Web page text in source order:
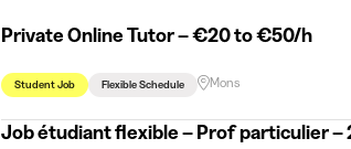
Private Online Tutor – €20 to €50/h
Student Job Flexible Schedule Mons
Job étudiant flexible – Prof particulier